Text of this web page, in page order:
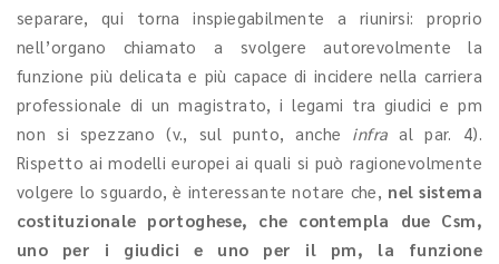
separare, qui torna inspiegabilmente a riunirsi: proprio
nell’organo chiamato a svolgere autorevolmente la
funzione più delicata e più capace di incidere nella carriera
professionale di un magistrato, i legami tra giudici e pm
non si spezzano (v., sul punto, anche infra al par. 4).
Rispetto ai modelli europei ai quali si può ragionevolmente
volgere lo sguardo, è interessante notare che, nel sistema
costituzionale portoghese, che contempla due Csm,
uno per i giudici e uno per il pm, la funzione